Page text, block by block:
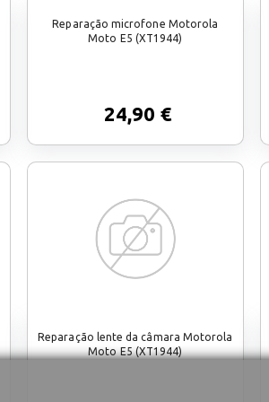
Reparação microfone Motorola
Moto E5 (XT1944)
24,90 €
Reparação lente da câmara Motorola
Moto E5 (XT1944)